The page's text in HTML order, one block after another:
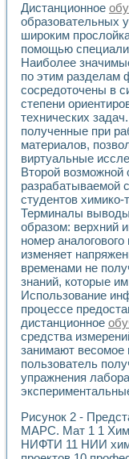
Учебный
Из
Опыт
Об
Система
Партнеры
Бизнес
Контакты
Дистанционное
образовательных
широким
помощью
Наиболее
по этим разделам
сосредоточены в
степени
технических
полученные при
материалов,
виртуальные
Второй возможной
разрабатываемой
студентов химико-
Терминалы
образом: верхний
номер
изменяет
временами не
знаний, которые
Использование
процессе
дистанционное
средства
занимают весомое
пользователь
упражнения
Рисунок 2 -
МАРС. Мат 1 1
НИФТИ 11 НИИ